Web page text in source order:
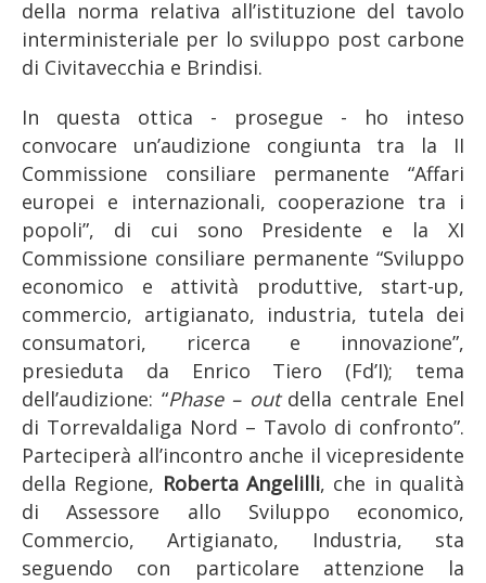
della norma relativa all’istituzione del tavolo
interministeriale per lo sviluppo post carbone
di Civitavecchia e Brindisi.
In questa ottica - prosegue - ho inteso
convocare un’audizione congiunta tra la II
Commissione consiliare permanente “Affari
europei e internazionali, cooperazione tra i
popoli”, di cui sono Presidente e la XI
Commissione consiliare permanente “Sviluppo
economico e attività produttive, start-up,
commercio, artigianato, industria, tutela dei
consumatori, ricerca e innovazione”,
presieduta da Enrico Tiero (Fd’I); tema
dell’audizione: “Phase – outdella centrale Enel
di Torrevaldaliga Nord – Tavolo di confronto”.
Parteciperà all’incontro anche il vicepresidente
della Regione, Roberta Angelilli, che in qualità
di Assessore allo Sviluppo economico,
Commercio, Artigianato, Industria, sta
seguendo con particolare attenzione la